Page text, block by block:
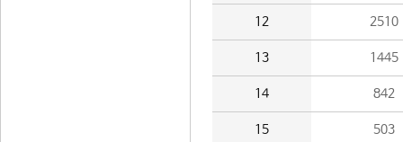
12 2510
13 1445
14 842
15 503